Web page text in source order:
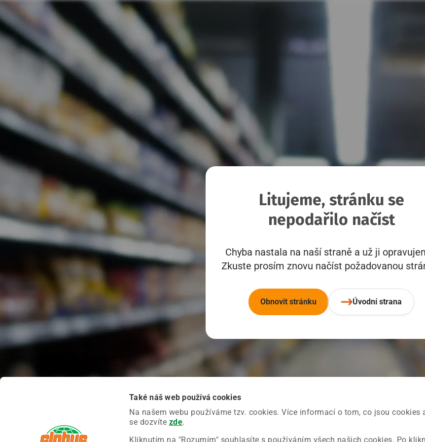
Také náš web používá cookies
Na našem webu používáme tzv. cookies. Více informací o tom, co jsou cookies
se dozvíte zde.
Kliknutím na "Rozumím" souhlasíte s používáním všech našich cookies. Po
Litujeme, stránku se
nepodařilo načíst
Chyba nastala na naší straně a už ji
Zkuste prosím znovu načíst požadovanou
Obnovit stránku Úvodní strana